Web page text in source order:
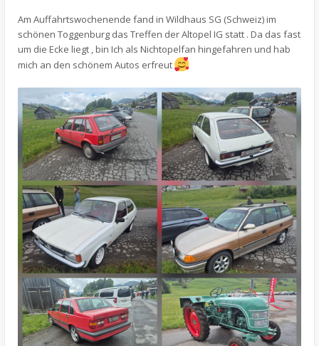
Am Auffahrtswochenende fand in Wildhaus SG (Schweiz) im
schönen Toggenburg das Treffen der Altopel IG statt . Da das fast
um die Ecke liegt , bin Ich als Nichtopelfan hingefahren und hab
mich an den schönem Autos erfreut